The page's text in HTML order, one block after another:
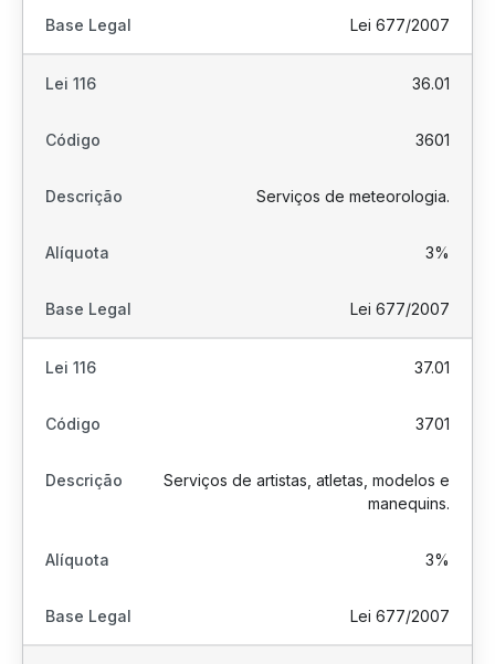
Lei 677/2007
36.01
3601
Serviços de meteorologia.
3%
Lei 677/2007
37.01
3701
Serviços de artistas, atletas, modelos e
manequins.
3%
Lei 677/2007